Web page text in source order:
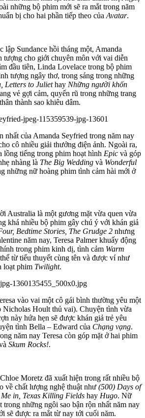
những bộ phim mới sẽ ra mắt trong năm
bị cho hai phần tiếp theo của Avatar.
lập Sundance hồi tháng một, Amanda
tượng cho giới chuyên môn với vai diễn
đầu tiên, Linda Lovelace trong bộ phim
tượng ngây thơ, trong sáng trong những
Letters to Juliethay Những người khốn
vẻ gợi cảm, quyến rũ trong những trang
thành sao khiêu dâm.
nhất của Amanda Seyfried trong năm nay
cô nhiều giải thưởng điện ảnh. Ngoài ra,
lồng tiếng trong phim hoạt hình Epic và góp
nhàng là The Big Wedding và Wonderful
những nữ hoàng phim tình cảm hài mới ở
Australia là một gương mặt vừa quen vừa
khá nhiều bộ phim gây chú ý với khán giả
Bedtime Stories, The Grudge 2 nhưng
năm nay, Teresa Palmer khuấy động
trong phim kinh dị, tình cảm Warm
từ tiểu thuyết cùng tên và được ví như
loạt phim Twilight.
vào vai một cô gái bình thường yêu một
Nicholas Hoult thủ vai). Chuyện tình vừa
này hứa hẹn sẽ được khán giả trẻ yêu
tình Bella – Edward của Chạng vạng.
năm nay Teresa còn góp mặt ở hai phim
Skum Rocks!.
Moretz đã xuất hiện trong rất nhiều bộ
về chất lượng nghệ thuật như (500) Days of
in, Texas Killing Fields hay Hugo. Nữ
trong những ngôi sao bận rộn nhất năm nay
sẽ được ra mắt từ nay tới cuối năm.